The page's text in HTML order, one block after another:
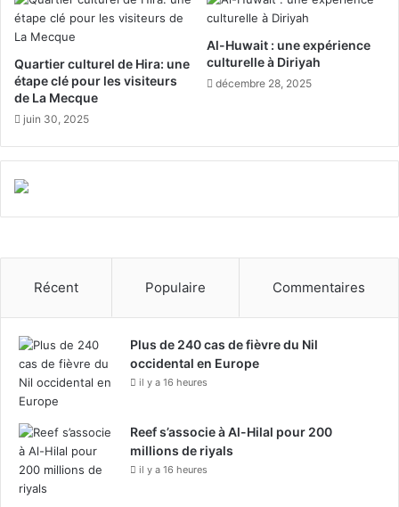
e
p
u
s
é
l
è
b
e
’
g
n
e
a
n
é
m
o
n
n
Quartier culturel de Hira: une
étape clé pour les visiteurs
de La Mecque
juin 30, 2025
Al-Huwait : une expérience
culturelle à Diriyah
décembre 28, 2025
Récent Populaire Commentaires
Plus de 240 cas de fièvre du Nil
occidental en Europe
il y a 16 heures
Reef s’associe à Al-Hilal pour 200
millions de riyals
il y a 16 heures